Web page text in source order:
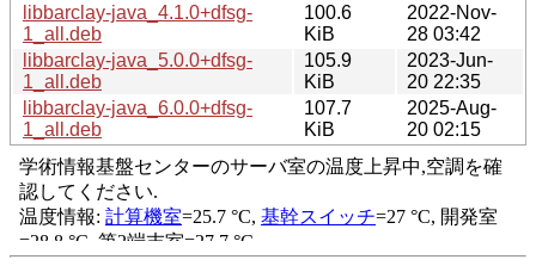
libbarclay-java_4.1.0+dfsg-
1_all.deb
100.6
KiB
2022-Nov-
28 03:42
libbarclay-java_5.0.0+dfsg-
1_all.deb
105.9
KiB
2023-Jun-
20 22:35
libbarclay-java_6.0.0+dfsg-
1_all.deb
107.7
KiB
2025-Aug-
20 02:15